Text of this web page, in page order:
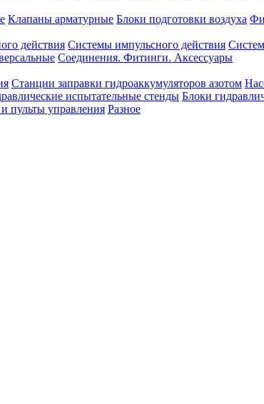
Клапаны арматурные Блоки подготовки воздуха
действия Системы импульсного действия
Соединения. Фитинги. Аксессуары
Станции заправки гидроаккумуляторов азотом
испытательные стенды Блоки
пульты управления Разное